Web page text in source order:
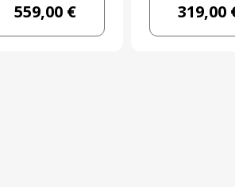
559,00 € 319,00